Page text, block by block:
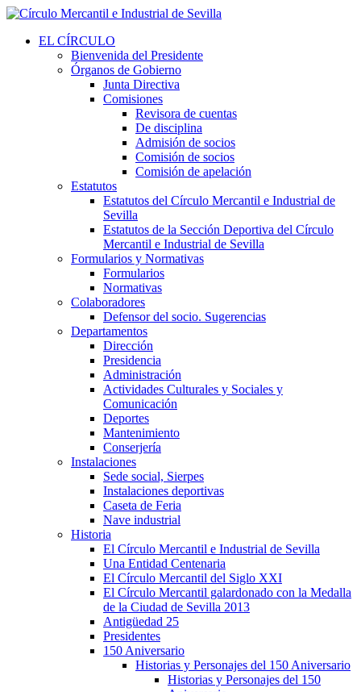
EL CÍRCULO
Bienvenida del Presidente
Órganos de Gobierno
Junta Directiva
Comisiones
Revisora de cuentas
De disciplina
Admisión de socios
Comisión de socios
Comisión de apelación
Estatutos
Estatutos del Círculo Mercantil e Industrial de
Sevilla
Estatutos de la Sección Deportiva del Círculo
Mercantil e Industrial de Sevilla
Formularios y Normativas
Formularios
Normativas
Colaboradores
Defensor del socio. Sugerencias
Departamentos
Dirección
Presidencia
Administración
Actividades Culturales y Sociales y
Comunicación
Deportes
Mantenimiento
Conserjería
Instalaciones
Sede social, Sierpes
Instalaciones deportivas
Caseta de Feria
Nave industrial
Historia
El Círculo Mercantil e Industrial de Sevilla
Una Entidad Centenaria
El Círculo Mercantil del Siglo XXI
El Círculo Mercantil galardonado con la Medalla
de la Ciudad de Sevilla 2013
Antigüedad 25
Presidentes
150 Aniversario
Historias y Personajes del 150 Aniversario
Historias y Personajes del 150